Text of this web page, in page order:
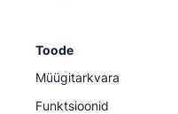
Toode
Müügitarkvara
Funktsioonid